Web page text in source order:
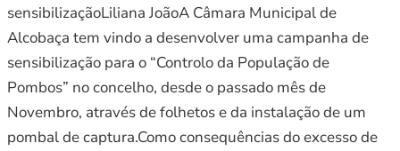
sensibilizaçãoLiliana JoãoA Câmara Municipal de
Alcobaça tem vindo a desenvolver uma campanha de
sensibilização para o “Controlo da População de
Pombos” no concelho, desde o passado mês de
Novembro, através de folhetos e da instalação de um
pombal de captura.Como consequências do excesso de